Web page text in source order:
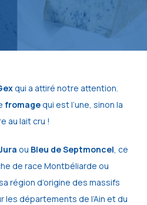
qui a attiré notre attention.
fromagequi est l’une, sinon la
au lait cru !
ou Bleu de Septmoncel, ce
de race Montbéliarde ou
région d’origine des massifs
les départements de l’Ain et du